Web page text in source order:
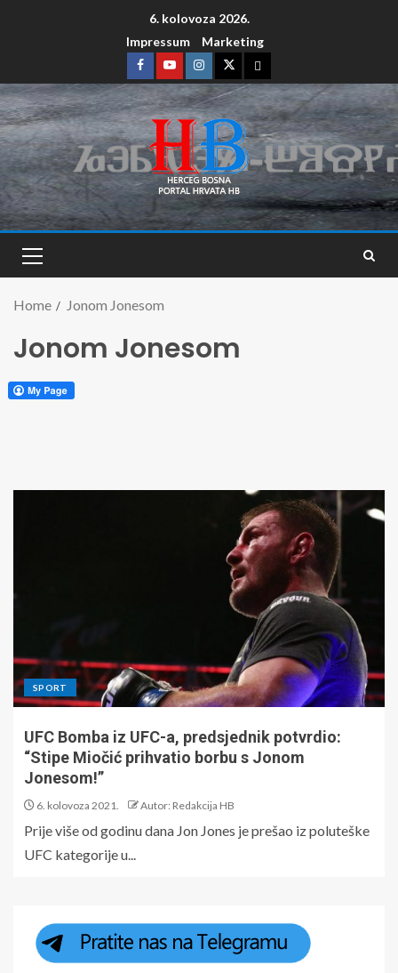
6. kolovoza 2026.
Impressum
Marketing
Home Jonom Jonesom
Jonom Jonesom
SPORT
UFC Bomba iz UFC-a, predsjednik potvrdio:
“Stipe Miočić prihvatio borbu s Jonom
Jonesom!”
6. kolovoza 2021. Autor: Redakcija HB
Prije više od godinu dana Jon Jones je prešao iz poluteške
UFC kategorije u...